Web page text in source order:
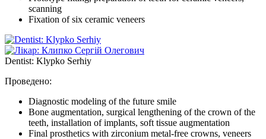
scanning
Fixation of six ceramic veneers
Dentist: Klypko Serhiy
Проведено:
Diagnostic modeling of the future smile
Bone augmentation, surgical lengthening of the crown of the
teeth, installation of implants, soft tissue augmentation
Final prosthetics with zirconium metal-free crowns, veneers